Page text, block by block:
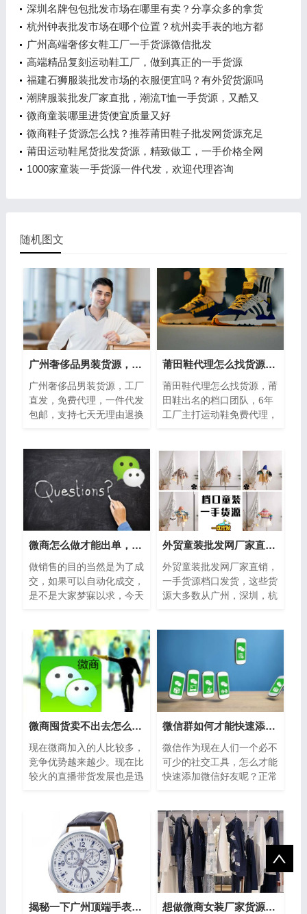
深圳名牌包包批发市场在哪里有卖？分享众多的拿货
经验
杭州钟表批发市场在哪个位置？杭州卖手表的地方都
集中在哪里
广州高端奢侈女鞋工厂一手货源微信批发
高端精品复刻运动鞋工厂，做到真正的一手货源
福建石狮服装批发市场的衣服便宜吗？有外贸货源吗
潮牌服装批发厂家直批，潮流T恤一手货源，又酷又
潮
微商童装哪里进货便宜质量又好
微商鞋子货源怎么找？推荐莆田鞋子批发网货源充足
莆田运动鞋尾货批发货源，精致做工，一手价格全网
热卖
1000家童装一手货源一件代发，欢迎代理咨询
随机图文
广州奢侈品男装货源，免费代理！
广州奢侈品男装货源，工厂
直发，免费代理，一件代发
包邮，支持七天无理由退换
男装，穿衣...
莆田鞋代理怎么找货源，莆田鞋出名的档口团队一件代发货
莆田鞋代理怎么找货源，莆
田鞋出名的档口团队，6年
工厂主打运动鞋免费代理，
子，对于运动...
微商怎么做才能出单，分享大咖快速出单的5大绝招
做销售的目的当然是为了成
交，如果可以自动化成交，
是不是大家梦寐以求，今天
成交，不管...
外贸童装批发网厂家直销 一手货源档口发货
外贸童装批发网厂家直销，
一手货源档口发货，这些货
源大多数从广州，深圳，杭
微商囤货卖不出去怎么办，一分钟教会你快速出单
现在微商加入的人比较多，
竞争优势越来越少。现在比
较火的直播带货发展也是迅
都是越来越...
微信群如何才能快速添加微信好友
微信作为现在人们一个必不
可少的社交工具，怎么才能
快速添加微信好友呢？正常
等，不过这些...
揭秘一下广州顶端手表复刻厂家货源在哪里找 想做微商女装厂家货源都从哪里找的？求推荐？